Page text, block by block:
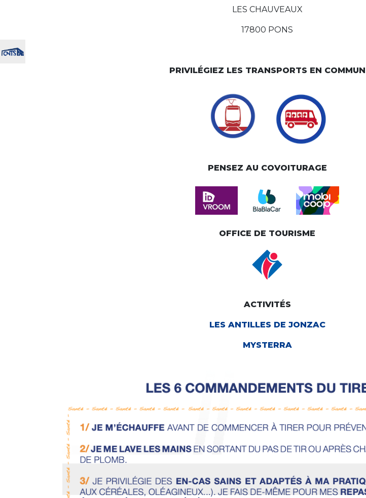
LES CHAUVEAUX
17800 PONS
PRIVILÉGIEZ LES TRANSPORTS EN COMMUN
PENSEZ AU COVOITURAGE
OFFICE DE TOURISME
ACTIVITÉS
LES ANTILLES DE JONZAC
MYSTERRA